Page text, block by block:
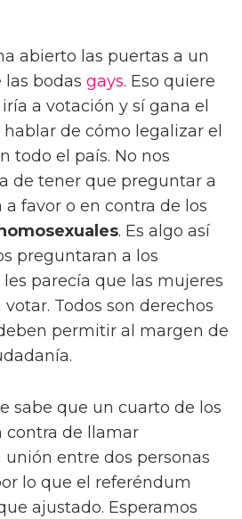
abierto las puertas a un
bodas gays. Eso quiere
a votación y sí gana el
de cómo legalizar el
todo el país. No nos
de tener que preguntar a
a favor o en contra de los
. Es algo así
preguntaran a los
parecía que las mujeres
Todos son derechos
permitir al margen de
sabe que un cuarto de los
contra de llamar
entre dos personas
lo que el referéndum
ajustado. Esperamos